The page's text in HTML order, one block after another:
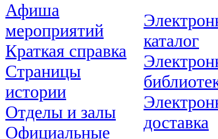
Афиша
мероприятий
Краткая справка
Страницы
истории
Отделы и залы
Официальные
каталог
доставка